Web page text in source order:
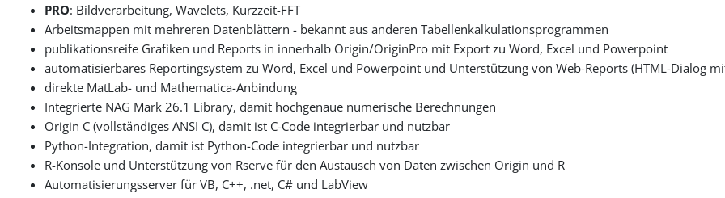
PRO: Bildverarbeitung, Wavelets, Kurzzeit-FFT
Arbeitsmappen mit mehreren Datenblättern - bekannt aus anderen Tabellenkalkulationsprogrammen
publikationsreife Grafiken und Reports in innerhalb Origin/OriginPro mit Export zu Word, Excel und Powerpoint
automatisierbares Reportingsystem zu Word, Excel und Powerpoint und Unterstützung von Web-Reports (HTML-Dialog
direkte MatLab- und Mathematica-Anbindung
Integrierte NAG Mark 26.1 Library, damit hochgenaue numerische Berechnungen
Origin C (vollständiges ANSI C), damit ist C-Code integrierbar und nutzbar
Python-Integration, damit ist Python-Code integrierbar und nutzbar
R-Konsole und Unterstützung von Rserve für den Austausch von Daten zwischen Origin und R
Automatisierungsserver für VB, C++, .net, C# und LabView